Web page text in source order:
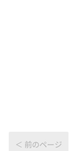
＜ 前のページ